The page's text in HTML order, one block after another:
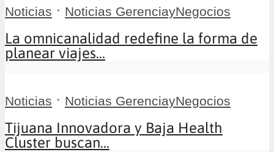
Noticias • Noticias GerenciayNegocios
La omnicanalidad redefine la forma de
planear viajes...
Noticias • Noticias GerenciayNegocios
Tijuana Innovadora y Baja Health
Cluster buscan...